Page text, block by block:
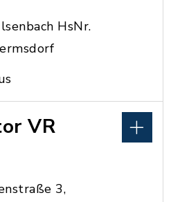
HsNr.
VR
3,